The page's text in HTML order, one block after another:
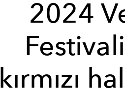
2024
kırmızı